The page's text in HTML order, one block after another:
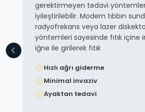
gerektirmeyen tedavi
iyileştirilebilir. Modern tıbbın
radyofrekans veya lazer
yöntemleri sayesinde fıtık içine
iğne ile girilerek fıtık
Hızlı ağrı giderme
Minimal invaziv
Ayaktan tedavi